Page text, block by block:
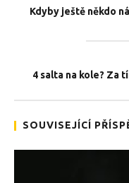
Kdyby ještě někdo
4 salta na kole? Za
SOUVISEJÍCÍ